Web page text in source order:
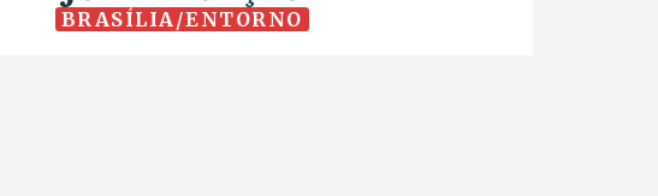
BRASÍLIA/ENTORNO